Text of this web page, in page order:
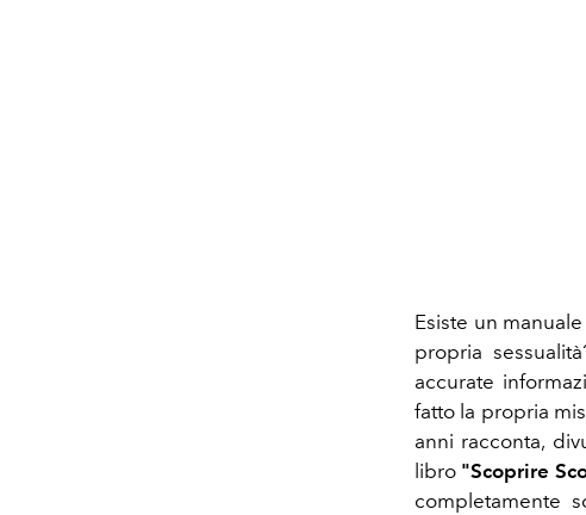
Esiste un
propria
accurate
fatto la propria
anni racconta,
libro "Scoprire
completamente